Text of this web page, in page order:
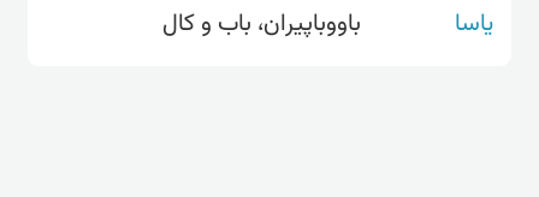
یاسا باووباپیران، باب و کال